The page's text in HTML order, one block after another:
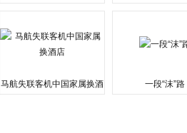
马航失联客机中国家属换酒
一段“沫”路